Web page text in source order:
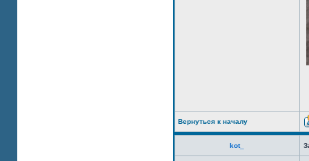
Вернуться к началу
kot_